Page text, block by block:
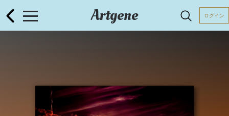
Artgene ログイン